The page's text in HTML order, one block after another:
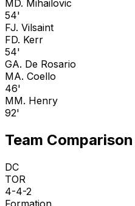
MD. Mihailovic
54'
FJ. Vilsaint
FD. Kerr
54'
GA. De Rosario
MA. Coello
46'
MM. Henry
92'
Team Comparison
DC
TOR
4-4-2
Formation